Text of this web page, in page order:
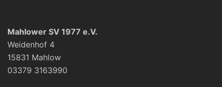
Mahlower SV 1977 e.V.
Weidenhof 4
15831 Mahlow
03379 3163990